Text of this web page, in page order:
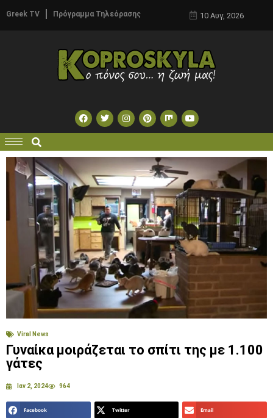
Greek TV Πρόγραμμα Τηλεόρασης 10 Αυγ, 2026
Viral News
Γυναίκα μοιράζεται το σπίτι της με 1.100
γάτες
Ιαν 2, 2024 964
Facebook Twitter Email